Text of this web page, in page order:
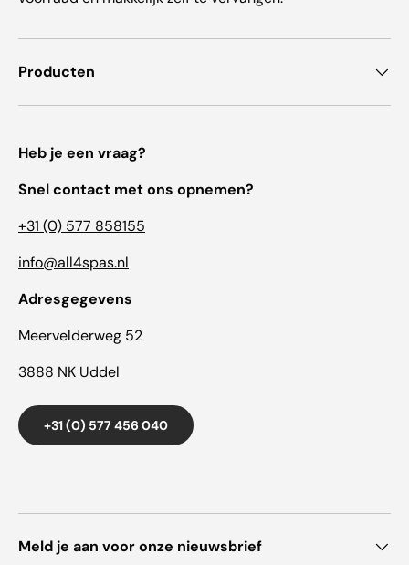
Producten
Heb je een vraag?
Snel contact met ons opnemen?
+31 (0) 577 858155
info@all4spas.nl
Adresgegevens
Meervelderweg 52
3888 NK Uddel
+31 (0) 577 456 040
Meld je aan voor onze nieuwsbrief